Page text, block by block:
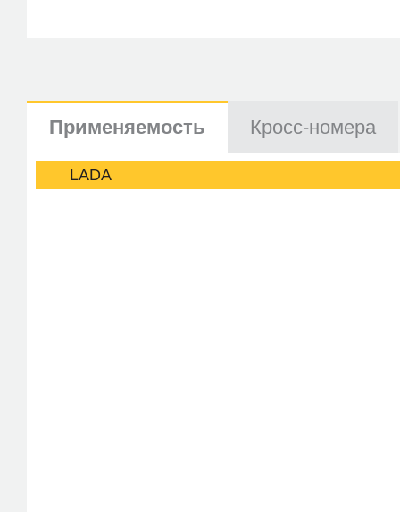
Применяемость Кросс-номера
LADA